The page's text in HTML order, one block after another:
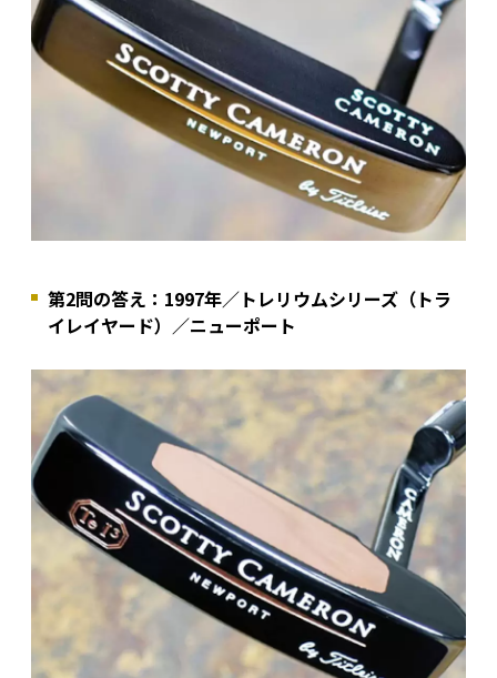
第2問の答え：1997年／トレリウムシリーズ（トラ
イレイヤード）／ニューポート